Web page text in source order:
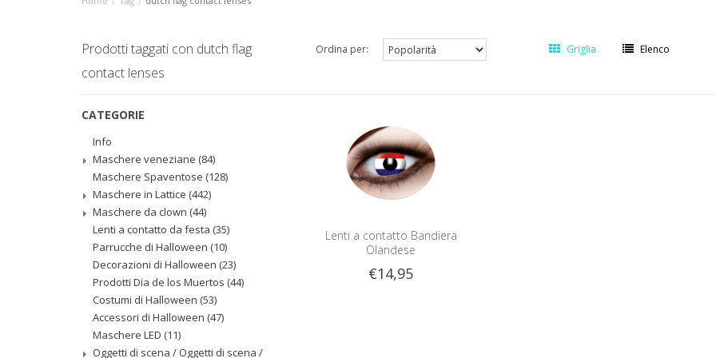
Prodotti taggati con dutch flag
contact lenses
Ordina per: Griglia Elenco
CATEGORIE
Info
Maschere veneziane (84)
Maschere Spaventose (128)
Maschere in Lattice (442)
Maschere da clown (44)
Lenti a contatto da festa (35)
Parrucche di Halloween (10)
Decorazioni di Halloween (23)
Prodotti Dia de los Muertos (44)
Costumi di Halloween (53)
Accessori di Halloween (47)
Maschere LED (11)
Oggetti di scena / Oggetti di scena /
Lenti a contatto Bandiera
Olandese
€14,95